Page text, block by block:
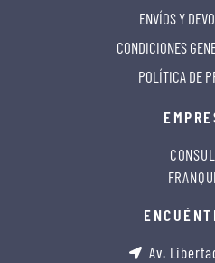
ENVÍOS Y
CONDICIONES
POLÍTICA DE
Av.